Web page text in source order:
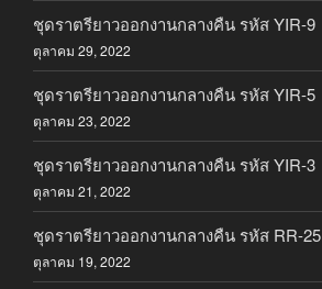
ชุดราตรียาวออกงานกลางคืน รหัส YIR-9
ตุลาคม 29, 2022
ชุดราตรียาวออกงานกลางคืน รหัส YIR-5
ตุลาคม 23, 2022
ชุดราตรียาวออกงานกลางคืน รหัส YIR-3
ตุลาคม 21, 2022
ชุดราตรียาวออกงานกลางคืน รหัส RR-25
ตุลาคม 19, 2022